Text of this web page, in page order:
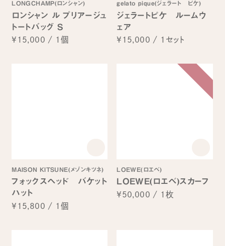
LONGCHAMP(ロンシャン)
ロンシャン ル プリアージュ
トートバッグ S
¥15,000 / 1個
gelato pique(ジェラート ピケ)
ジェラートピケ ルームウ
ェア
¥15,000 / 1セット
MAISON KITSUNE(メゾンキツネ)
フォックスヘッド バケット
ハット
¥15,800 / 1個
LOEWE(ロエベ)
LOEWE(ロエベ)スカーフ
¥50,000 / 1枚